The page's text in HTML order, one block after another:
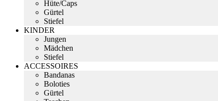
Hüte/Caps
Gürtel
Stiefel
KINDER
Jungen
Mädchen
Stiefel
ACCESSOIRES
Bandanas
Boloties
Gürtel